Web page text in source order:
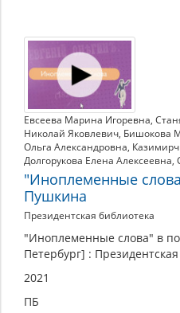
Евсеева Марина Игоревна,
Николай Яковлевич, Бишокова
Ольга Александровна,
Долгорукова Елена Алексеевна,
"Иноплеменные
Пушкина
Президентская библиотека
"Иноплеменные слова" в
Петербург] :
2021
ПБ